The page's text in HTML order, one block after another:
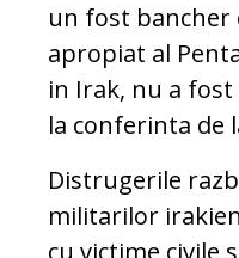
un fost bancher
apropiat al
in Irak, nu a
la conferinta de
Distrugerile
militarilor